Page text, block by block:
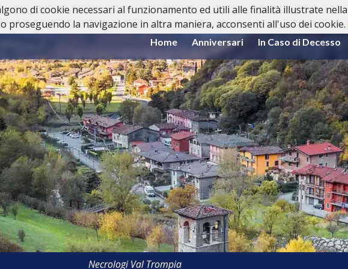
Home Anniversari In Caso di Decesso
Necrologi Val Trompia
di cookie necessari al funzionamento ed utili alle finalità illustrate
proseguendo la navigazione in altra maniera, acconsenti all'uso dei cookie.